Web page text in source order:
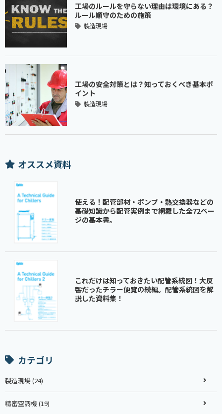
工場のルールを守らない理由は環境にある？
ルール順守のための施策
製造現場
工場の安全対策とは？知っておくべき基本ポ
イント
製造現場
オススメ資料
使える！配管部材・ポンプ・熱交換器などの
基礎知識から配管実例まで網羅した全72ペー
ジの基本書。
これだけは知っておきたい配管系統図！大反
響だったチラー便覧の続編。配管系統図を解
説した資料集！
カテゴリ
製造現場 (24)
精密空調機 (19)